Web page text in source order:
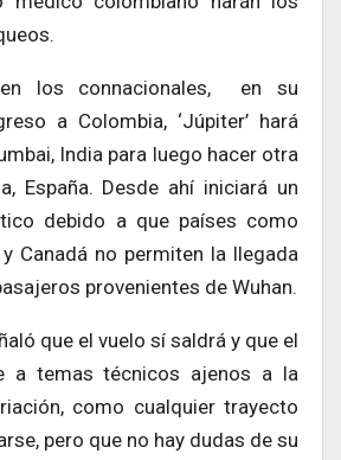
los connacionales, en su
a Colombia, ‘Júpiter’ hará
India para luego hacer otra
España. Desde ahí iniciará un
debido a que países como
Canadá no permiten la llegada
provenientes de Wuhan.
que el vuelo sí saldrá y que el
a temas técnicos ajenos a la
como cualquier trayecto
pero que no hay dudas de su